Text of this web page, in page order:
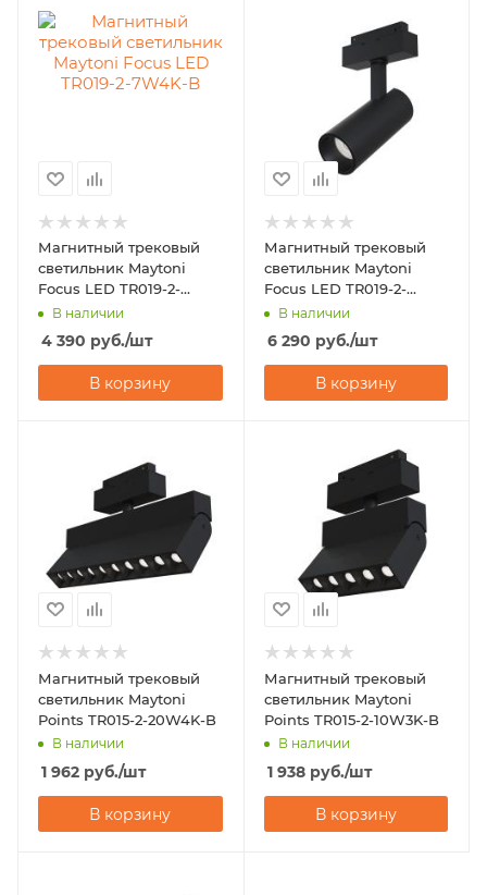
Магнитный трековый
светильник Maytoni
Focus LED TR019-2-
7W4K-B
В наличии
4 390 руб./шт
В корзину
Магнитный трековый
светильник Maytoni
Focus LED TR019-2-
15W3K-B
В наличии
6 290 руб./шт
В корзину
Магнитный трековый
светильник Maytoni
Points TR015-2-20W4K-B
В наличии
1 962 руб./шт
В корзину
Магнитный трековый
светильник Maytoni
Points TR015-2-10W3K-B
В наличии
1 938руб./шт
В корзину